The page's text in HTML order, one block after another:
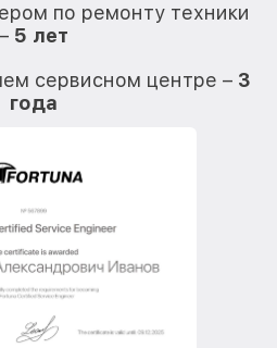
по ремонту техники
– 5 лет
сервисном центре – 3
года